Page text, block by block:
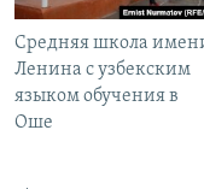
Средняя школа
Ленина с узбекским
языком обучения в
Оше